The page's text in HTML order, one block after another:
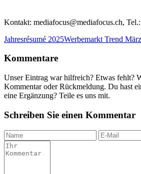
Kontakt: mediafocus@mediafocus.ch,
Jahresrésumé 2025Werbemarkt Trend
Kommentare
Unser Eintrag war hilfreich? Etwas fehlt?
Kommentar oder Rückmeldung. Du hast
eine Ergänzung? Teile es uns mit.
Schreiben Sie einen Kommentar